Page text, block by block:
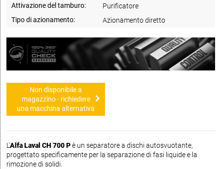
Attivazione del tamburo:
Purificatore
Tipo di azionamento:
Azionamento diretto
Non disponibile a
magazzino - richiedere
una macchina alternativa
L'Alfa Laval CH 700 Pè un separatore a dischi autosvuotante,
progettato specificamente per la separazione di fasi liquide e la
rimozione di solidi.